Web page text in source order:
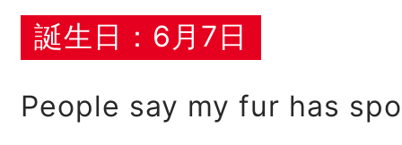
誕生日：6月7日
People say my fur has